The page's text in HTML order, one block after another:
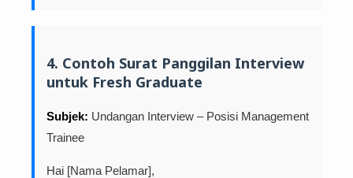
4. Contoh Surat Panggilan Interview
untuk Fresh Graduate
Subjek: Undangan Interview – Posisi Management
Trainee
Hai [Nama Pelamar],